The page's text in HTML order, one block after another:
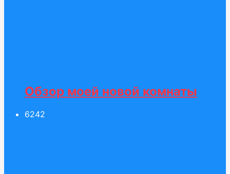
Обзор моей новой комнаты
6242